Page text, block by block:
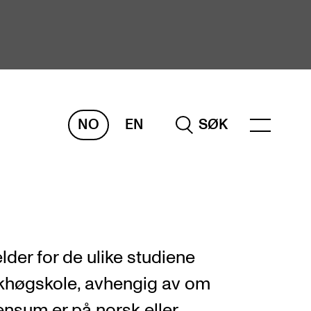
NO EN
SØK
for de ulike studiene
avhengig av om